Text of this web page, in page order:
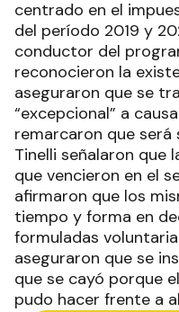
centrado en el
del período 2019 y
conductor del
reconocieron la
aseguraron que se
“excepcional” a
remarcaron que será
Tinelli señalaron que
que vencieron en el
afirmaron que los
tiempo y forma en
formuladas
aseguraron que se
que se cayó porque
pudo hacer frente a